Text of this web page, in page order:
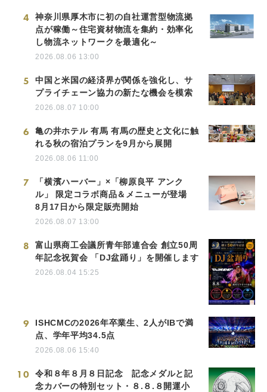
4
神奈川県厚木市に初の自社運営型物流拠
点が稼働～住宅資材物流を集約・効率化
し物流ネットワークを最適化～
2026.08.06 13:00
5
中国と米国の経済界が関係を強化し、サ
プライチェーン協力の新たな機会を模索
2026.08.07 10:00
6
亀の井ホテル 有馬 有馬の歴史と文化に触
れる秋の宿泊プランを9月から展開
2026.08.06 11:00
7
「横濱ハーバー」×「柳原良平 アンク
ル」 限定コラボ商品＆メニューが登場
8月17日から限定販売開始
2026.08.07 13:00
8
富山県商工会議所青年部連合会 創立50周
年記念祝賀会 「DJ盆踊り」を開催します
2026.08.04 15:25
9
ISHCMCの2026年卒業生、2人がIBで満
点、学年平均34.5点
2026.08.06 15:40
10
令和８年８月８日記念 記念メダルと記
念カバーの特別セット・８.８.８開運小